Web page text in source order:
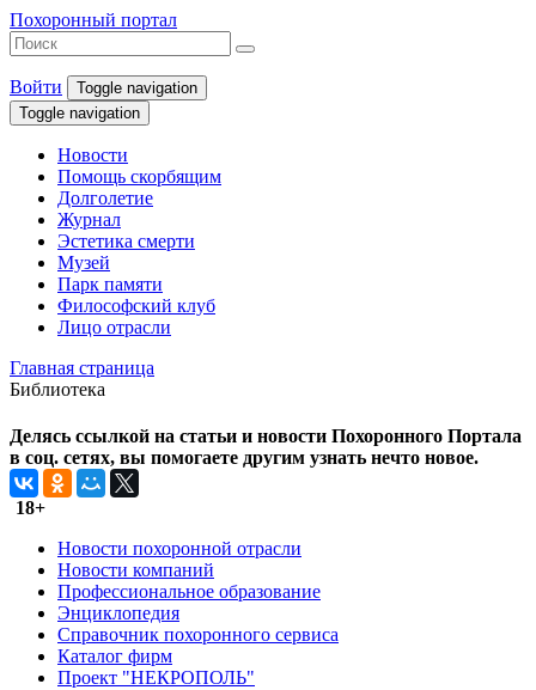
Похоронный портал
Войти
Toggle navigation
Toggle navigation
Новости
Помощь скорбящим
Долголетие
Журнал
Эстетика смерти
Музей
Парк памяти
Философский клуб
Лицо отрасли
Главная страница
Библиотека
Делясь ссылкой на статьи и новости Похоронного Портала
в соц. сетях, вы помогаете другим узнать нечто новое.
18+
Новости похоронной отрасли
Новости компаний
Профессиональное образование
Энциклопедия
Справочник похоронного сервиса
Каталог фирм
Проект "НЕКРОПОЛЬ"